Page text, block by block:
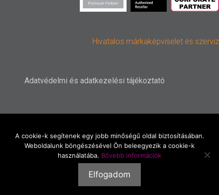
Hivatalos márkaképviselet és szerviz
Adatvédelmi és adatkezelési tájékoztató
created by
A cookie-k segítenek egy jobb minőségű oldal biztosításában.
Weboldalunk böngészésével Ön beleegyezik a cookie-k
használatába. Bővebb információk
Elfogadom